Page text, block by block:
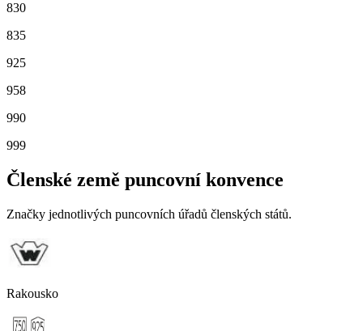
830
835
925
958
990
999
Členské země puncovní konvence
Značky jednotlivých puncovních úřadů členských států.
Rakousko